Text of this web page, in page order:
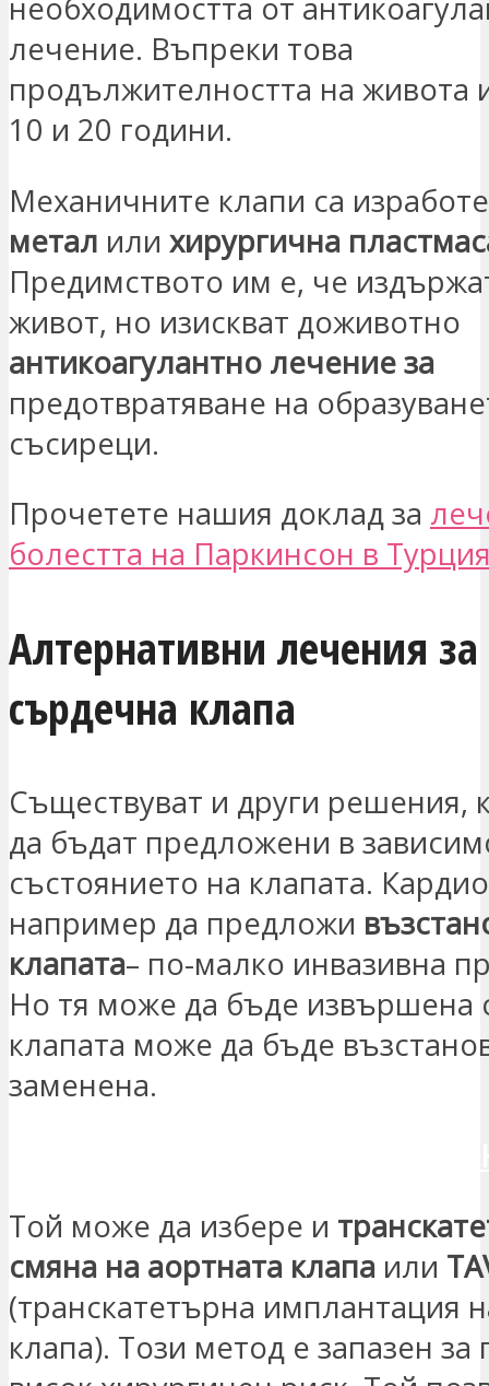
необходимостта от
лечение. Въпреки това
продължителността на живота
10 и 20 години.
Механичните клапи са
метал или хирургична
Предимството им е, че
живот, но изискват доживотно
антикоагулантно лечение за
предотвратяване на
съсиреци.
Прочетете нашия доклад за
болестта на Паркинсон в
Алтернативни лечения
сърдечна клапа
Съществуват и други решения,
да бъдат предложени в
състоянието на клапата.
например да предложи
клапата– по-малко инвазивна
Но тя може да бъде извършена
клапата може да бъде
заменена.
Той може да избере и
смяна на аортната клапа или
(транскатетърна имплантация
клапа). Този метод е запазен за